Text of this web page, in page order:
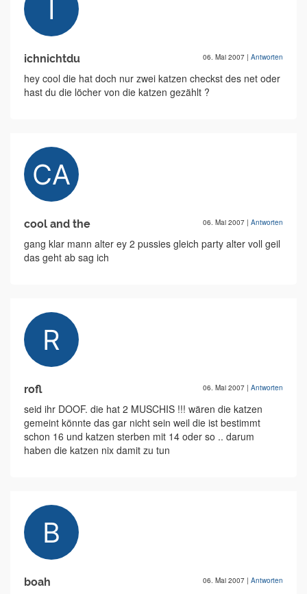
ichnichtdu 06. Mai 2007 | Antworten
hey cool die hat doch nur zwei katzen checkst des net oder
hast du die löcher von die katzen gezählt ?
cool and the 06. Mai 2007 | Antworten
gang klar mann alter ey 2 pussies gleich party alter voll geil
das geht ab sag ich
rofl 06. Mai 2007 | Antworten
seid ihr DOOF. die hat 2 MUSCHIS !!! wären die katzen
gemeint könnte das gar nicht sein weil die ist bestimmt
schon 16 und katzen sterben mit 14 oder so .. darum
haben die katzen nix damit zu tun
boah 06. Mai 2007 | Antworten